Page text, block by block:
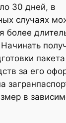
30 дней, в
случаях
более
за его
в